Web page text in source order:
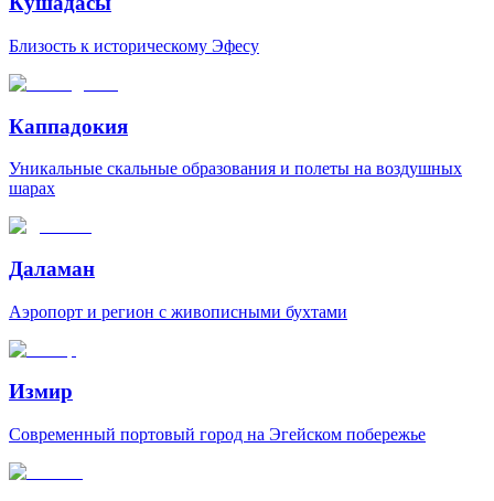
Близость к историческому Эфесу
Каппадокия
Уникальные скальные образования и полеты на воздушных
шарах
Даламан
Аэропорт и регион с живописными бухтами
Измир
Современный портовый город на Эгейском побережье